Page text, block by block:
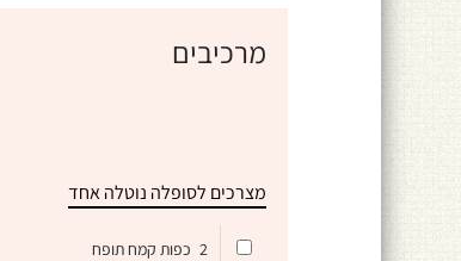
מרכיבים
מצרכים לסופלה נוטלה אחד
2 כפות קמח תופח